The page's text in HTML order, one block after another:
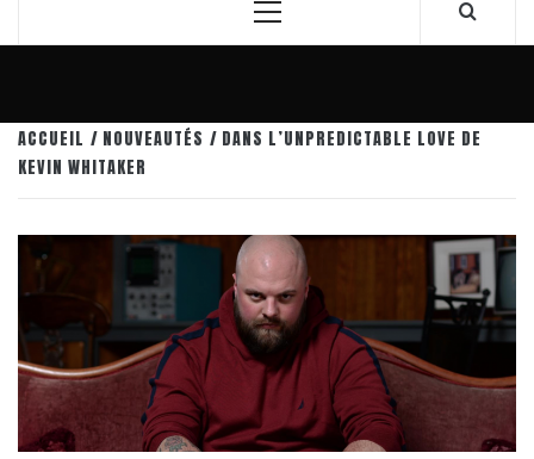
Menu
ACCUEIL NOUVEAUTÉS
DANS L’UNPREDICTABLE LOVE DE
KEVIN WHITAKER